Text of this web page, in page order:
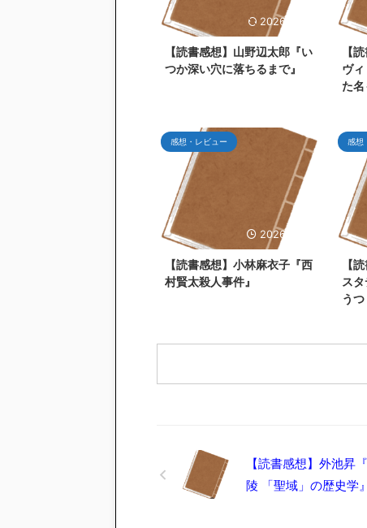
2026/7/26
【読書感想】山野辺太郎『い
つか深い穴に落ちるまで』
【
ヴ
た名
感想・レビュー
2026/6/27
【読書感想】小林麻衣子『西
村賢太殺人事件』
感想
【
ス
うつ
【読書感想】外池昇
陵 「聖域」の歴史学』